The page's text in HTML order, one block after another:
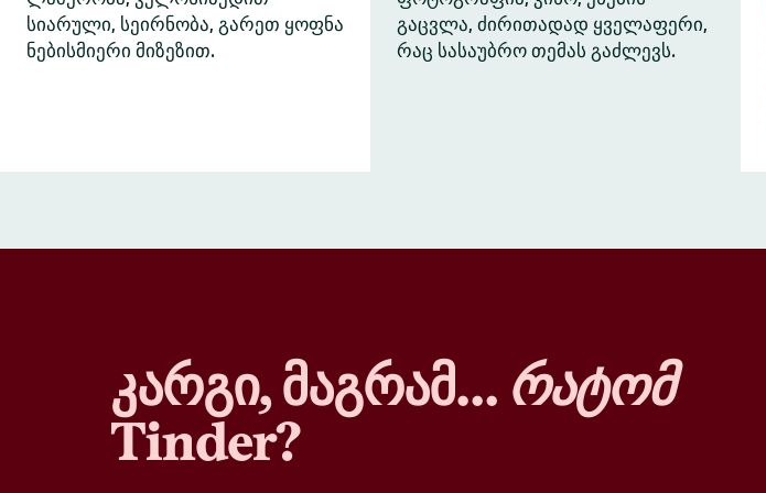
სიარული, სეირნობა, გარეთ ყოფნა
ნებისმიერი მიზეზით.
გაცვლა, ძირითადად ყველაფერი,
რაც სასაუბრო თემას გაძლევს.
კარგი, მაგრამ…რატომ
Tinder?